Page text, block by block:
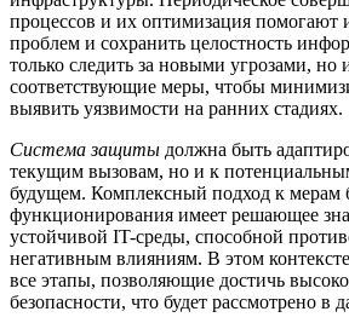
процессов и их оптимизация помогают
проблем и сохранить целостность
только следить за новыми угрозами, но
соответствующие меры, чтобы
выявить уязвимости на ранних стадиях.
Система защиты должна быть
текущим вызовам, но и к
будущем. Комплексный подход к мерам
функционирования имеет решающее
устойчивой IT-среды, способной
негативным влияниям. В этом
все этапы, позволяющие достичь
безопасности, что будет рассмотрено в